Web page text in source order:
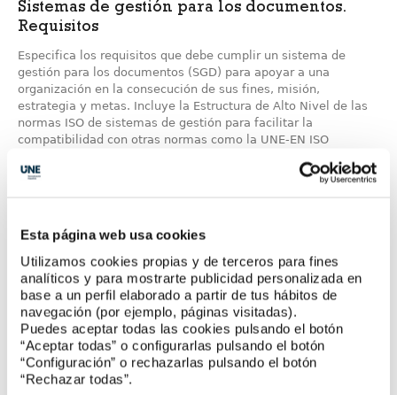
Esta página web usa cookies
Utilizamos cookies propias y de terceros para fines
analíticos y para mostrarte publicidad personalizada en
base a un perfil elaborado a partir de tus hábitos de
navegación (por ejemplo, páginas visitadas).
Puedes aceptar todas las cookies pulsando el botón
“Aceptar todas” o configurarlas pulsando el botón
“Configuración” o rechazarlas pulsando el botón
“Rechazar todas”.
Sistemas de gestión para los documentos.
Requisitos
Especifica los requisitos que debe cumplir un sistema de
gestión para los documentos (SGD) para apoyar a una
organización en la consecución de sus fines, misión,
estrategia y metas. Incluye la Estructura de Alto Nivel de las
normas ISO de sistemas de gestión para facilitar la
compatibilidad con otras normas como la UNE-EN ISO
50/SC 1 Gestión de documentos y aplicaciones.
Leer más